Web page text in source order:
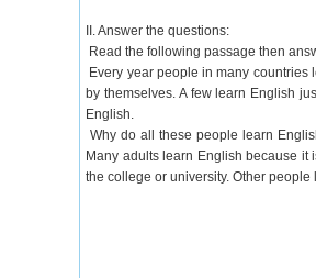
II. Answer the questions:
Read the following passage then
Every year people in many countries
by themselves. A few learn English
English.
Why do all these people learn
Many adults learn English because
the college or university. Other